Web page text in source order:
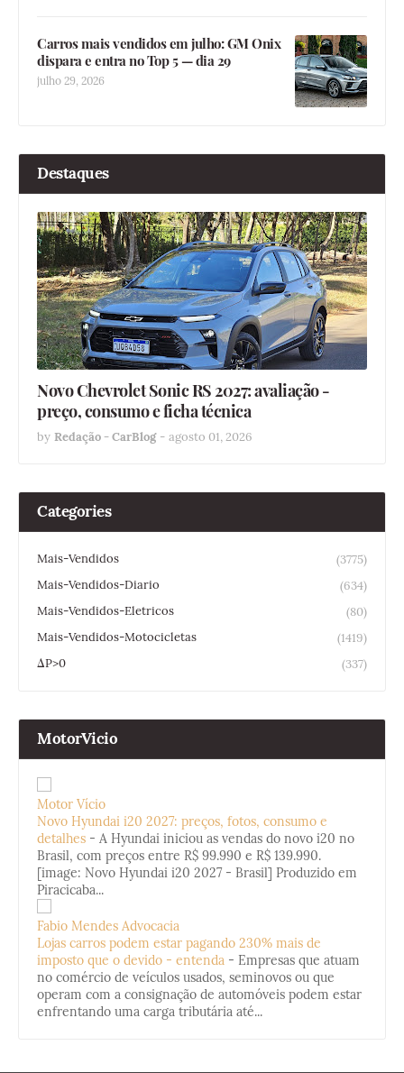
Carros mais vendidos em julho: GM Onix
dispara e entra no Top 5 — dia 29
julho 29, 2026
Destaques
Novo Chevrolet Sonic RS 2027: avaliação -
preço, consumo e ficha técnica
by Redação - CarBlog - agosto 01, 2026
Categories
Mais-Vendidos
(3775)
Mais-Vendidos-Diario
(634)
Mais-Vendidos-Eletricos
(80)
Mais-Vendidos-Motocicletas
(1419)
ΔP>0
(337)
MotorVicio
Motor Vício
Novo Hyundai i20 2027: preços, fotos, consumo e
detalhes - A Hyundai iniciou as vendas do novo i20 no
Brasil, com preços entre R$ 99.990 e R$ 139.990.
[image: Novo Hyundai i20 2027 - Brasil] Produzido em
Piracicaba...
Fabio Mendes Advocacia
Lojas carros podem estar pagando 230% mais de
imposto que o devido - entenda - Empresas que atuam
no comércio de veículos usados, seminovos ou que
operam com a consignação de automóveis podem estar
enfrentando uma carga tributária até...